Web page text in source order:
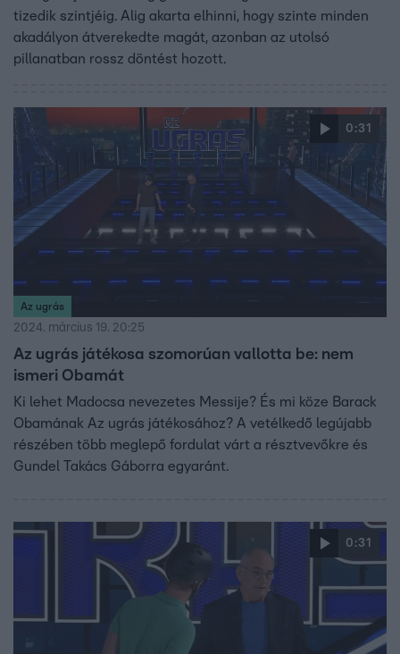
tizedik szintjéig. Alig akarta elhinni, hogy szinte minden
akadályon átverekedte magát, azonban az utolsó
pillanatban rossz döntést hozott.
0:31
Az ugrás
2024. március 19. 20:25
Az ugrás játékosa szomorúan vallotta be: nem
ismeri Obamát
Ki lehet Madocsa nevezetes Messije? És mi köze Barack
Obamának Az ugrás játékosához? A vetélkedő legújabb
részében több meglepő fordulat várt a résztvevőkre és
Gundel Takács Gáborra egyaránt.
0:31